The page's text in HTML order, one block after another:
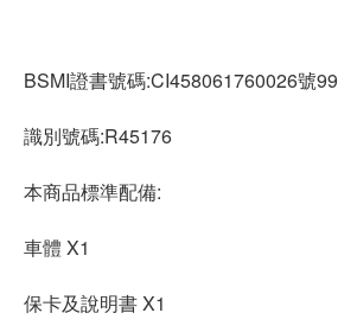
BSMI證書號碼:CI458061760026號99
識別號碼:R45176
本商品標準配備:
車體 X1
保卡及說明書 X1